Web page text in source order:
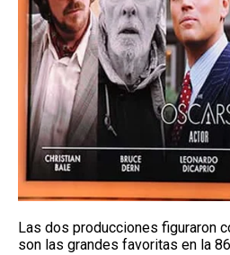
Las dos producciones figuraron
son las grandes favoritas en la